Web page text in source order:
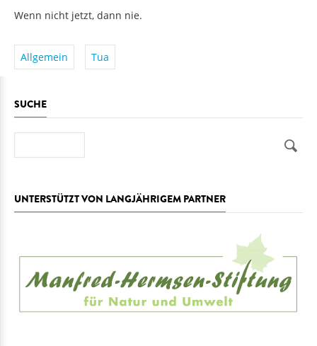
Wenn nicht jetzt, dann nie.
Allgemein Tua
SUCHE
UNTERSTÜTZT VON LANGJÄHRIGEM PARTNER